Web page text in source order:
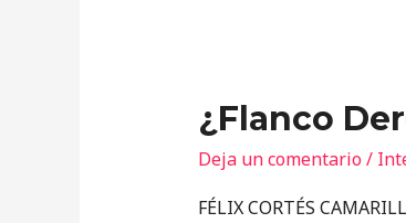
¿Flanco
Deja un comentario/
FÉLIX CORTÉS